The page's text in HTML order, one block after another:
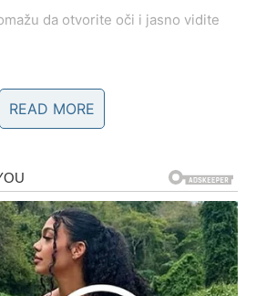
da otvorite oči i jasno vidite
READ MORE